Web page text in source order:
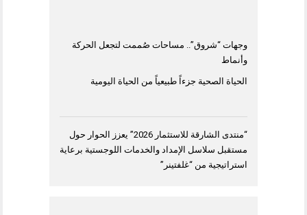
وجهات “شروق”.. مساحات صُممت لتجعل الحركة
وأنماط
الحياة الصحية جزءاً طبيعياً من الحياة اليومية
“منتدى الشارقة للاستثمار 2026” يعزز الحوار حول
مستقبل سلاسل الإمداد والخدمات اللوجستية برعاية
استراتيجية من “غلفتينر”